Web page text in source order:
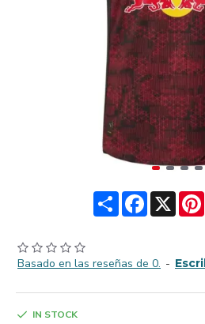
ShareFacebook
X
Basado en las reseñas de 0. -
IN STOCK